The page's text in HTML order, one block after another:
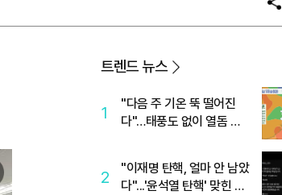
공
트렌드 뉴스
1
"다음 주 기온 뚝 떨어진
다"…태풍도 없이 열돔 박
2
"이재명 탄핵, 얼마 안 남았
다"...'윤석열 탄핵' 맞힌 무